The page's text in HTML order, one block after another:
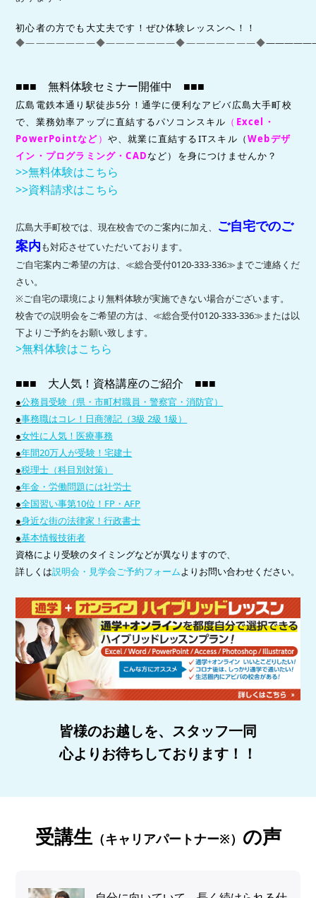
初心者の方でも大丈夫です！ぜひ体験レッスンへ！！
◆―――――――◆―――――――◆―――――――◆
■■■ 無料体験セミナー開催中 ■■■
広島電鉄本通り駅徒歩5分 ！通学に便利なアビバ広島大手町校
で、業務効率アップに直結するパソコンスキル （ Excel ・
PowerPointなど） や、就業に直結するITスキル（Webデザ
イン・プログラミング・CADなど）を身につけませんか？
>>無料体験はこちら
>>資料請求はこちら
広島大手町校では、現在校舎でのご案内に加え、 ご自宅でのご
案内も対応させていただいております。
ご自宅案内ご希望の方は、≪総合受付0120-333-336≫までご連絡くだ
さい。
※ご自宅の環境により無料体験が実施できない場合がございます。
校舎での説明会をご希望の方は、 ≪総合受付0120-333-336≫ または以
下よりご予約をお願い致します。
>無料体験はこちら
■■■ 大人気！資格講座のご紹介 ■■■
●公務員受験（県・市町村職員・警察官・消防官）
●事務職はコレ！日商簿記（3級 2級 1級）
●女性に人気！医療事務
●年間20万人が受験！宅建士
●税理士（科目別対策）
●年金・労働問題には社労士
●全国習い事第10位！FP・AFP
●身近な街の法律家！行政書士
●基本情報技術者
資格により受験のタイミングなどが異なりますので、
詳しくは説明会・見学会ご予約フォームよりお問い合わせください。
皆様のお越しを、スタッフ一同
心よりお待ちしております！！
受講生（キャリアパートナー※） の声